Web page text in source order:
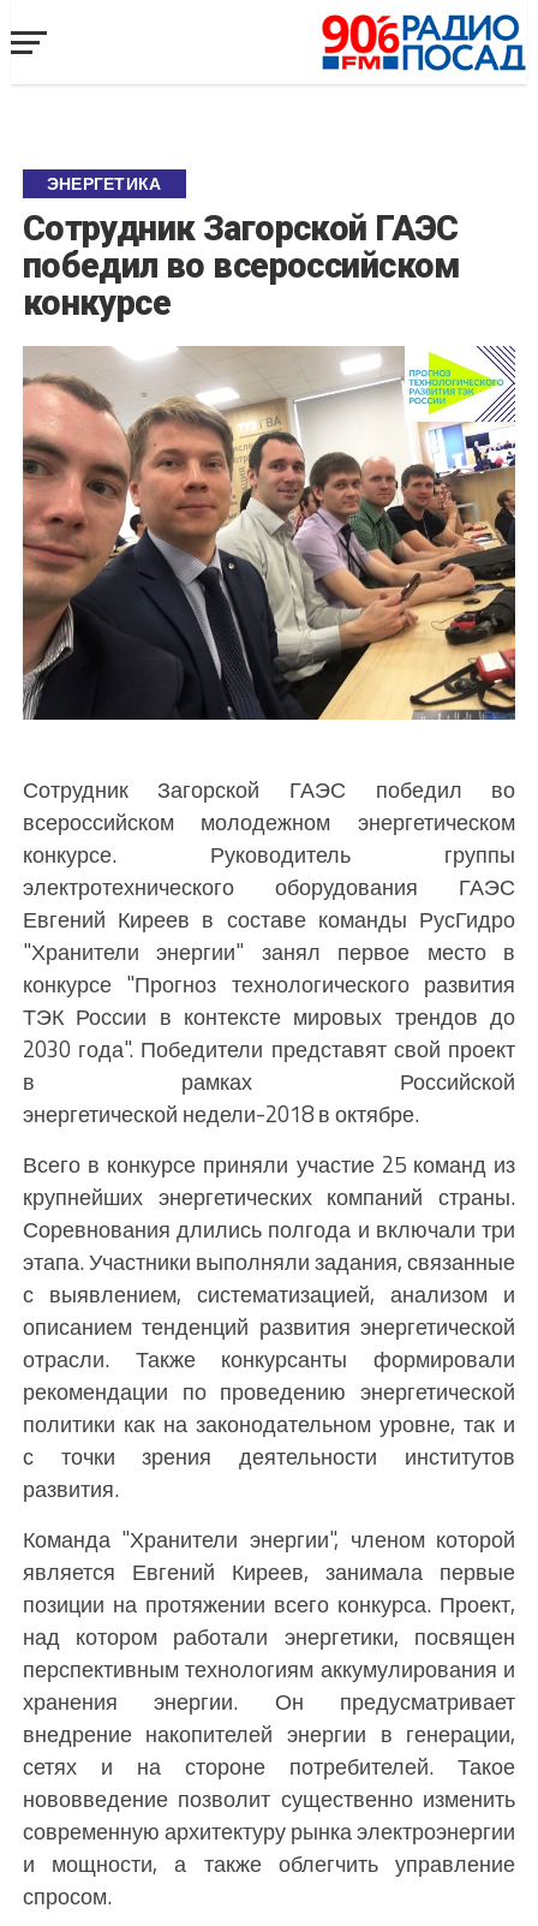
ЭНЕРГЕТИКА
Сотрудник Загорской ГАЭС
победил во всероссийском
конкурсе
Сотрудник Загорской ГАЭС победил во
всероссийском молодежном энергетическом
конкурсе. Руководитель группы
электротехнического оборудования ГАЭС
Евгений Киреев в составе команды РусГидро
"Хранители энергии" занял первое место в
конкурсе "Прогноз технологического развития
ТЭК России в контексте мировых трендов до
2030 года". Победители представят свой проект
в рамках Российской
энергетической недели-2018 в октябре.
Всего в конкурсе приняли участие 25 команд из
крупнейших энергетических компаний страны.
Соревнования длились полгода и включали три
этапа. Участники выполняли задания, связанные
с выявлением, систематизацией, анализом и
описанием тенденций развития энергетической
отрасли. Также конкурсанты формировали
рекомендации по проведению энергетической
политики как на законодательном уровне, так и
с точки зрения деятельности институтов
развития.
Команда "Хранители энергии", членом которой
является Евгений Киреев, занимала первые
позиции на протяжении всего конкурса. Проект,
над котором работали энергетики, посвящен
перспективным технологиям аккумулирования и
хранения энергии. Он предусматривает
внедрение накопителей энергии в генерации,
сетях и на стороне потребителей. Такое
нововведение позволит существенно изменить
современную архитектуру рынка электроэнергии
и мощности, а также облегчить управление
спросом.